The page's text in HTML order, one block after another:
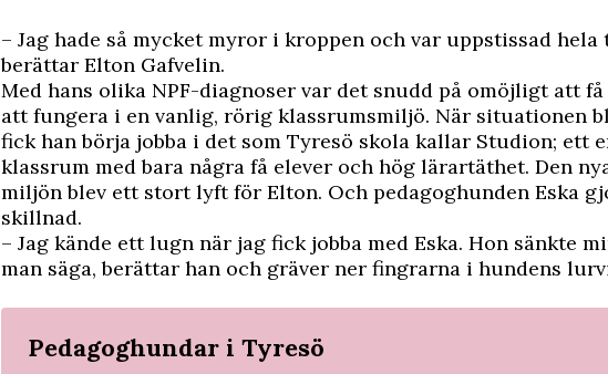
– Jag hade så mycket myror i kroppen och var uppstissad hela
berättar Elton Gafvelin.
Med hans olika NPF-diagnoser var det snudd på omöjligt att
att fungera i en vanlig, rörig klassrumsmiljö. När situationen
fick han börja jobba i det som Tyresö skola kallar Studion; ett
klassrum med bara några få elever och hög lärartäthet. Den
miljön blev ett stort lyft för Elton. Och pedagoghunden Eska
skillnad.
– Jag kände ett lugn när jag fick jobba med Eska. Hon sänkte
man säga, berättar han och gräver ner fingrarna i hundens
Pedagoghundar i Tyresö